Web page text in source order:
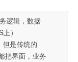
逻辑，数据
）
但是传统的
把界面，业务